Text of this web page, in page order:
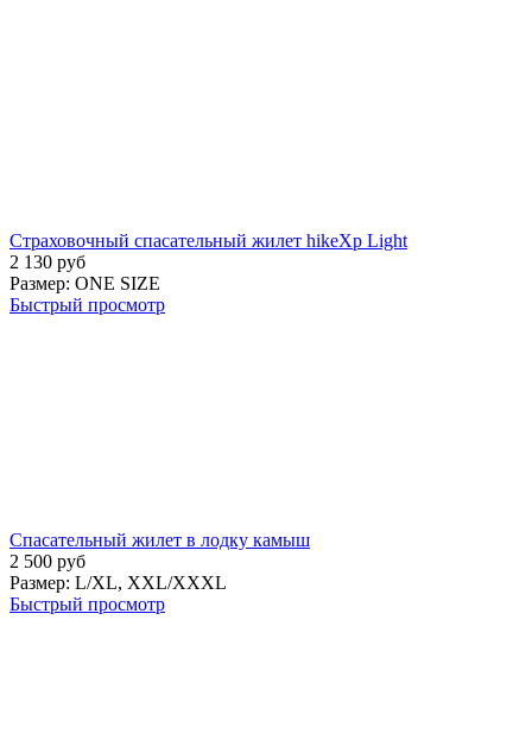
Страховочный спасательный жилет hikeXp Light
2 130 руб
Размер: ONE SIZE
Быстрый просмотр
Спасательный жилет в лодку камыш
2 500 руб
Размер: L/XL, XXL/XXXL
Быстрый просмотр